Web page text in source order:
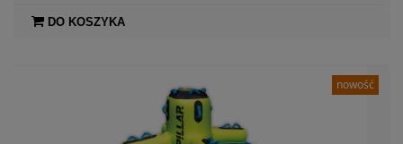
DO KOSZYKA
nowość